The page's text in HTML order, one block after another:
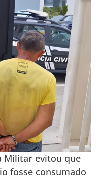
Militar evitou que
fosse consumado